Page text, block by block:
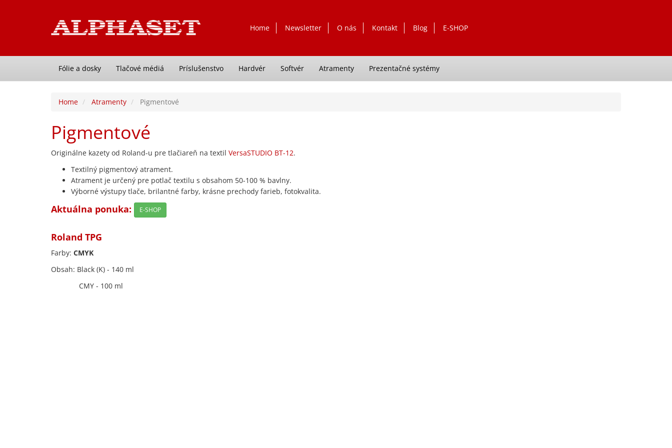
Home Newsletter O nás Kontakt Blog E-SHOP
Fólie a dosky Tlačové médiá Príslušenstvo Hardvér Softvér Atramenty Prezentačné systémy
Home Atramenty Pigmentové
Pigmentové
Originálne kazety od Roland-u pre tlačiareň na textil VersaSTUDIO BT-12.
Textilný pigmentový atrament.
Atrament je určený pre potlač textilu s obsahom 50-100 % bavlny.
Výborné výstupy tlače, brilantné farby, krásne prechody farieb, fotokvalita.
Aktuálna ponuka: E-SHOP
Roland TPG
Farby: CMYK
Obsah: Black (K) - 140 ml
CMY - 100 ml